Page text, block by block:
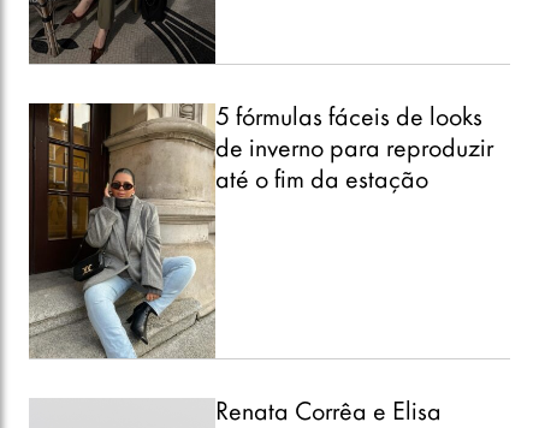
5 fórmulas fáceis de looks
de inverno para reproduzir
até o fim da estação
Renata Corrêa e Elisa